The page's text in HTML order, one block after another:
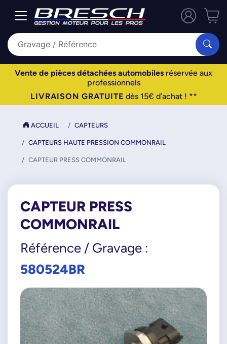
Vente de pièces détachées automobiles réservée aux
professionnels
LIVRAISON GRATUITE dès 15€ d’achat ! **
ACCUEIL CAPTEURS
CAPTEURS HAUTE PRESSION COMMONRAIL
CAPTEUR PRESS COMMONRAIL
CAPTEUR PRESS
COMMONRAIL
Référence / Gravage :
580524BR